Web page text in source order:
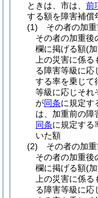
ときは、市は、 前
する額を障害補償
(1)
その者の加
その者の加重後
欄に掲げる額(
上の災害に係る
る障害等級に応
する率を乗じて
等級に応じそれ
が同条に規定す
は、加重前の障
同条に規定する
いた額
(2)
その者の加
その者の加重後
欄に掲げる額(
上の災害に係る
る障害等級に応